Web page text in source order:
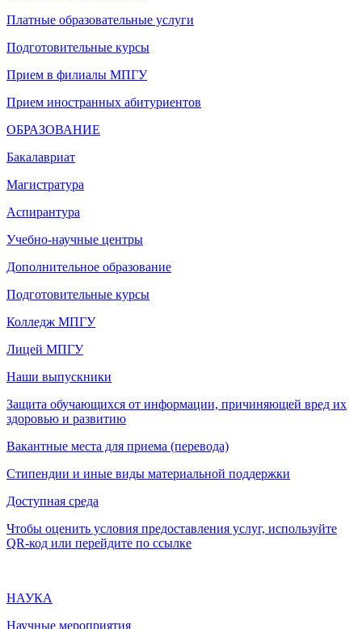
Платные образовательные услуги
Подготовительные курсы
Прием в филиалы МПГУ
Прием иностранных абитуриентов
ОБРАЗОВАНИЕ
Бакалавриат
Магистратура
Аспирантура
Учебно-научные центры
Дополнительное образование
Подготовительные курсы
Колледж МПГУ
Лицей МПГУ
Наши выпускники
Защита обучающихся от информации, причиняющей вред их
здоровью и развитию
Вакантные места для приема (перевода)
Стипендии и иные виды материальной поддержки
Доступная среда
Чтобы оценить условия предоставления услуг, используйте
QR-код или перейдите по ссылке
НАУКА
Научные мероприятия